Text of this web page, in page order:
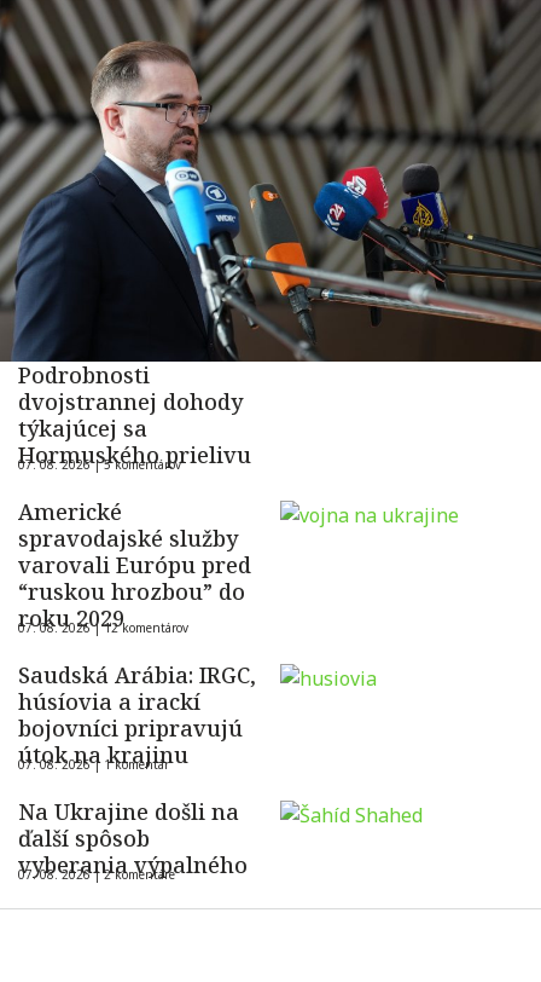
Podrobnosti
dvojstrannej dohody
týkajúcej sa
Hormuského prielivu
07. 08. 2026 |5 komentárov
Americké
spravodajské služby
varovali Európu pred
“ruskou hrozbou” do
roku 2029
07. 08. 2026 |12 komentárov
Saudská Arábia: IRGC,
húsíovia a irackí
bojovníci pripravujú
útok na krajinu
07. 08. 2026 | 1 komentár
Na Ukrajine došli na
ďalší spôsob
vyberania výpalného
07. 08. 2026 |2 komentáre